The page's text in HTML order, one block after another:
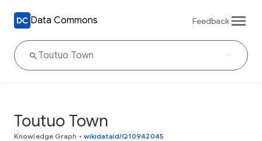
Data Commons Feedback
Toutuo Town
Knowledge Graph • wikidataId/Q10942045